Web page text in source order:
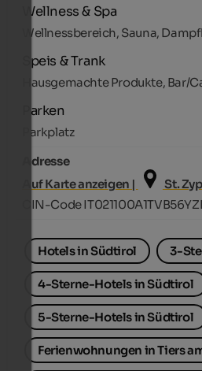
Wellness & Spa
Wellnessbereich, Sauna,
Speis & Trank
Hausgemachte Produkte, Bar/
Parken
Parkplatz
Adresse
Auf Karte anzeigen |
St.
CIN-Code
Hotels in Südtirol 3-
4-Sterne-Hotels in Südtirol
5-Sterne-Hotels in Südtirol
Ferienwohnungen in Tiers